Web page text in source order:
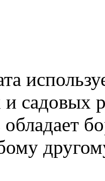
садовых
обладает